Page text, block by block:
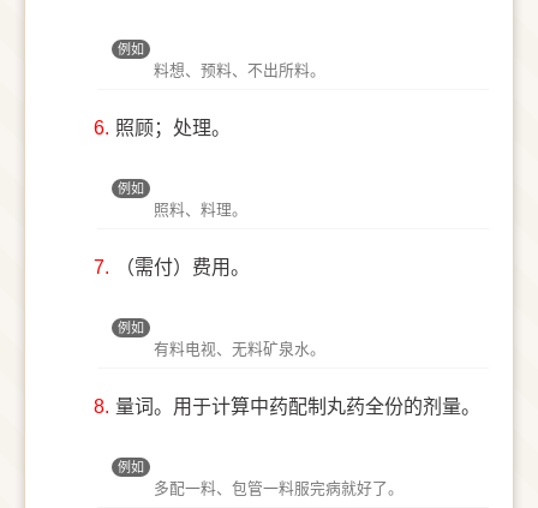
例如
料想、预料、不出所料。
6. 照顾；处理。
例如
照料、料理。
7. （需付）费用。
例如
有料电视、无料矿泉水。
8. 量词。用于计算中药配制丸药全份的剂量。
例如
多配一料、包管一料服完病就好了。